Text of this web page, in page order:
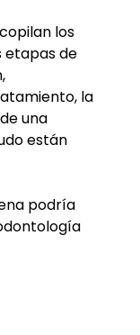
los
etapas de
la
una
están
podría